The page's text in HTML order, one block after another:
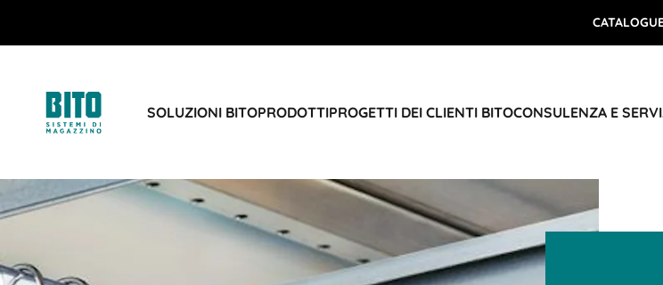
SOLUZIONI BITOPRODOTTIPROGETTI DEI CLIENTI BITOCONSULENZA E